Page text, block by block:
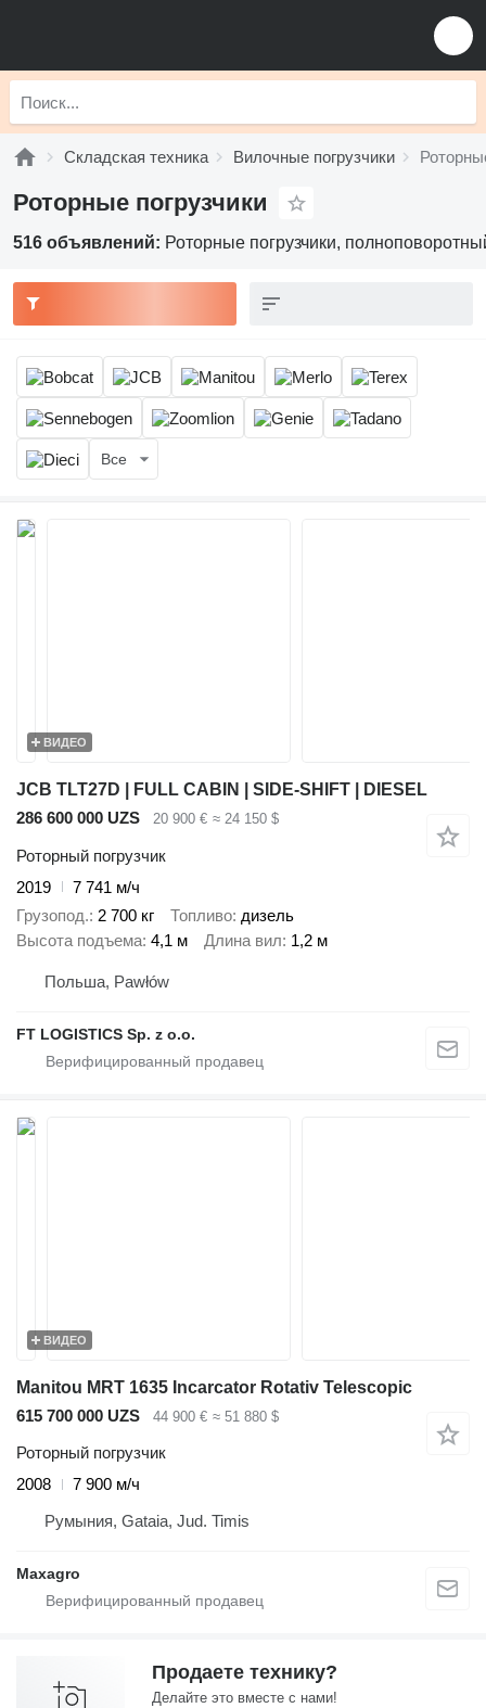
Складская техника Вилочные погрузчики
Роторные погрузчики
516 объявлений: Роторные погрузчики,
Все
ВИДЕО
JCB TLT27D | FULL CABIN | SIDE-SHIFT | DIESEL
286 600 000 UZS
20 900 € ≈ 24 150 $
Роторный погрузчик
2019
7 741 м/ч
Грузопод. 2 700 кг Топливо дизель
Высота подъема 4,1 м Длина вил 1,2 м
Польша, Pawłów
FT LOGISTICS Sp. z o.o.
ВИДЕО
Manitou MRT 1635 Incarcator Rotativ Telescopic
615 700 000 UZS
44 900 € ≈ 51 880 $
Роторный погрузчик
2008
7 900 м/ч
Румыния, Gataia, Jud. Timis
Maxagro
Продаете технику?
Делайте это вместе с нами!